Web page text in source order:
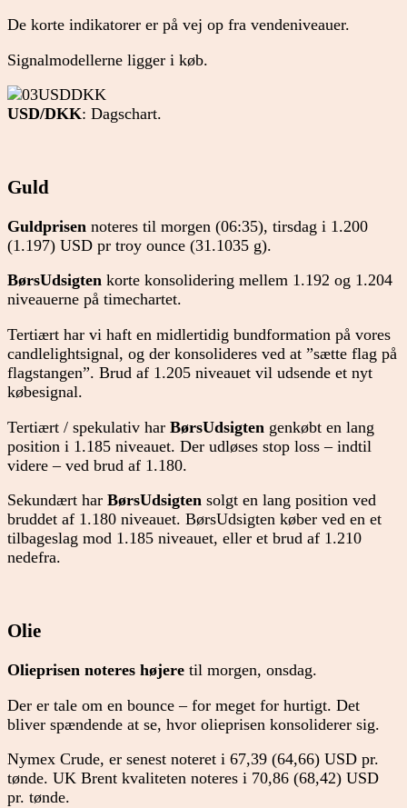
De korte indikatorer er på vej op fra vendeniveauer.
Signalmodellerne ligger i køb.
USD/DKK: Dagschart.
Guld
Guldprisen noteres til morgen (06:35), tirsdag i 1.200
(1.197) USD pr troy ounce (31.1035 g).
BørsUdsigten korte konsolidering mellem 1.192 og 1.204
niveauerne på timechartet.
Tertiært har vi haft en midlertidig bundformation på vores
candlelightsignal, og der konsolideres ved at ”sætte flag på
flagstangen”. Brud af 1.205 niveauet vil udsende et nyt
købesignal.
Tertiært / spekulativ har BørsUdsigten genkøbt en lang
position i 1.185 niveauet. Der udløses stop loss – indtil
videre – ved brud af 1.180.
Sekundært har BørsUdsigten solgt en lang position ved
bruddet af 1.180 niveauet. BørsUdsigten køber ved en et
tilbageslag mod 1.185 niveauet, eller et brud af 1.210
nedefra.
Olie
Olieprisen noteres højere til morgen, onsdag.
Der er tale om en bounce – for meget for hurtigt. Det
bliver spændende at se, hvor olieprisen konsoliderer sig.
Nymex Crude, er senest noteret i 67,39 (64,66) USD pr.
tønde. UK Brent kvaliteten noteres i 70,86 (68,42) USD
pr. tønde.